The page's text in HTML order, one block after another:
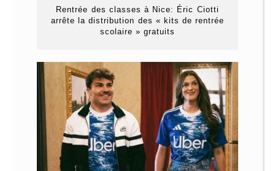
Rentrée des classes à Nice: Éric Ciotti
arrête la distribution des « kits de rentrée
scolaire » gratuits